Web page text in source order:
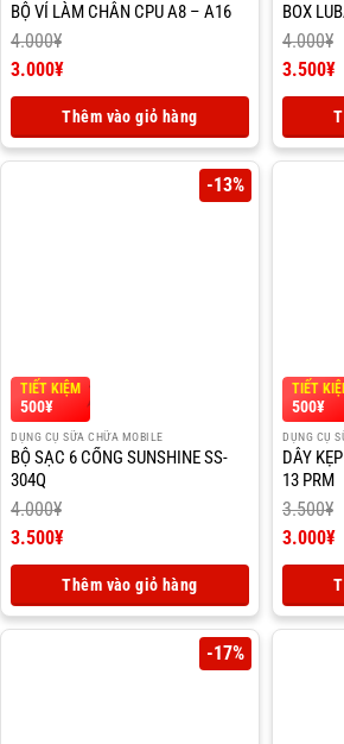
BỘ VỈ LÀM CHÂN CPU A8 – A16
4.000¥
Giá
4.000¥.
3.000¥
tại
là:
Thêm vào giỏ hàng
BOX
4.000¥
Giá
4.000¥.
3.500¥
tại
là:
-13%
TIẾT KIỆM
500¥
DỤNG CỤ SỮA CHỮA MOBILE
BỘ SẠC 6 CỔNG SUNSHINE SS-
304Q
4.000¥
Giá
4.000¥.
3.500¥
tại
là:
Thêm vào giỏ hàng
TIẾT
500¥
DỤNG CỤ
DÂY
13 PRM
3.500¥
Giá
3.500¥.
3.000¥
tại
là:
-17%